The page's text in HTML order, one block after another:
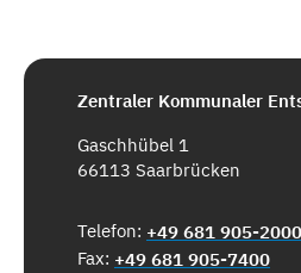
Zentraler Kommunaler
Gaschhübel 1
66113 Saarbrücken
Telefon: +49 681 905-2000
Fax: +49 681 905-7400